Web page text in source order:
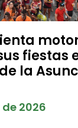
fiestas
la
2026